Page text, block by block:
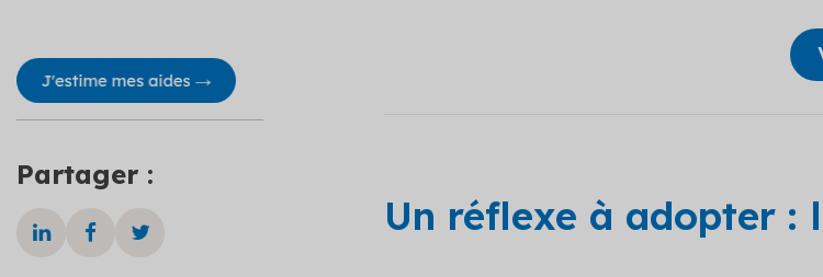
Partager :
Un réflexe à adopter :